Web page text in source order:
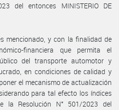
del entonces MINISTERIO DE
mencionado, y con la finalidad de
financiera que permita el
del transporte automotor y
en condiciones de calidad y
el mecanismo de actualización
para tal efecto los índices
la Resolución N° 501/2023 del